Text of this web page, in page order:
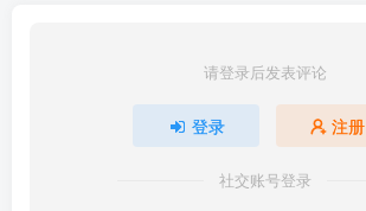
请登录后发表评论
登录 注册
社交账号登录